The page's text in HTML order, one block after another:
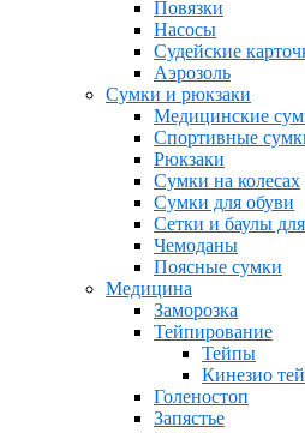
Повязки
Насосы
Судейские
Аэрозоль
Сумки и рюкзаки
Медицинские
Спортивные
Рюкзаки
Сумки на колесах
Сумки для обуви
Сетки и баулы
Чемоданы
Поясные сумки
Медицина
Заморозка
Тейпирование
Тейпы
Кинезио
Голеностоп
Запястье